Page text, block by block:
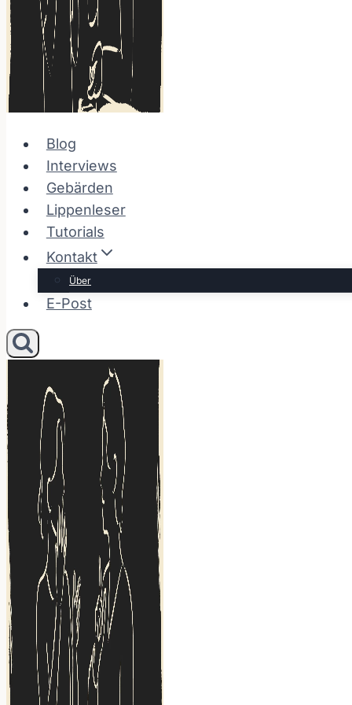
Blog
Interviews
Gebärden
Lippenleser
Tutorials
Kontakt
Über
E-Post